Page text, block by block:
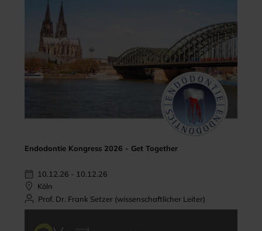
Endodontie Kongress 2026 - Get Together
10.12.26 - 10.12.26
Köln
Prof. Dr. Frank Setzer (wissenschaftlicher Leiter)